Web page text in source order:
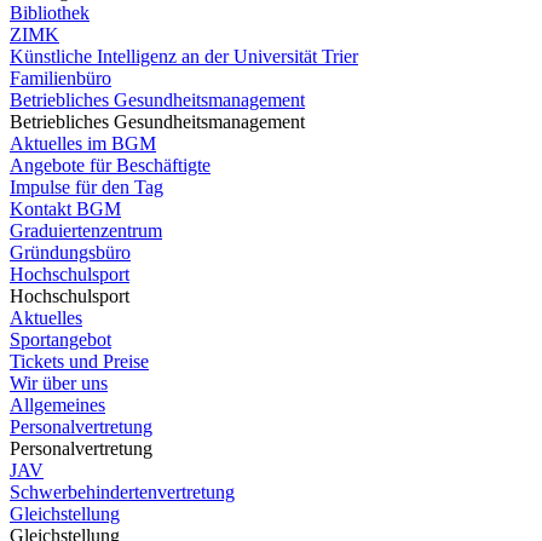
Bibliothek
ZIMK
Künstliche Intelligenz an der Universität Trier
Familienbüro
Betriebliches Gesundheitsmanagement
Betriebliches Gesundheitsmanagement
Aktuelles im BGM
Angebote für Beschäftigte
Impulse für den Tag
Kontakt BGM
Graduiertenzentrum
Gründungsbüro
Hochschulsport
Hochschulsport
Aktuelles
Sportangebot
Tickets und Preise
Wir über uns
Allgemeines
Personalvertretung
Personalvertretung
JAV
Schwerbehindertenvertretung
Gleichstellung
Gleichstellung